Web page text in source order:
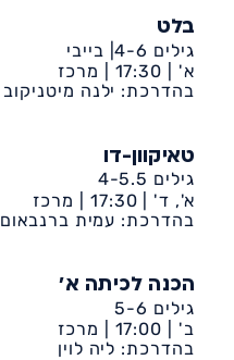
בלט
גילים 4-6| בייבי
א' | 17:30 |
מרכז
קהילתי דיונה
בהדרכת: ילנה מיטניקוב
טאיקוון-דו
גילים 4-5.5
א', ד' | 17:30 |
מרכז
קהילתי דיונה
בהדרכת: עמית ברנבאום
הכנה לכיתה א'
גילים 5-6
ב' | 17:00 |
מרכז
קהילתי דיונה
בהדרכת: ליה לוין